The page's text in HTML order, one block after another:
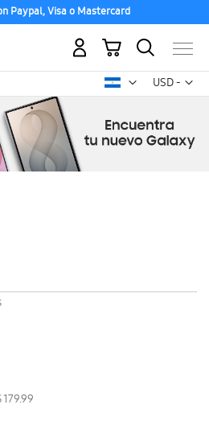
Paypal, Visa o Mastercard
USD -
dólar
Mi carrito